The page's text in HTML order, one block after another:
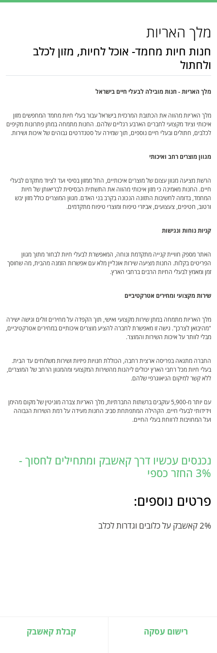
מלך האריות
חנות חיות מחמד- אוכל לחיות, מזון לכלב
ולחתול
מלך האריות - חנות מובילה לבעלי חיים בישראל
מלך האריות מהווה את הכתובת המרכזית בישראל עבור בעלי חיות מחמד המחפשים מזון
איכותי וציוד מקצועי לחברים הארבע רגליים שלהם. החנות מתמחה במתן פתרונות מקיפים
לכלבים, חתולים ובעלי חיים נוספים, תוך שמירה על סטנדרטים גבוהים של איכות ושירות.
מגוון מוצרים רחב ואיכותי
הרשת מציעה מגוון עצום של מוצרים איכותיים, החל ממזון בסיסי ועד לציוד מתקדם לבעלי
חיים. החנות מאמינה כי מזון איכותי מהווה את התשתית הבסיסית לבריאותן של חיות
המחמד, בדומה לחשיבות התזונה הנכונה בקרב בני האדם. מגוון המוצרים כולל מזון יבש
ורטוב, חטיפים, צעצועים, אביזרי טיפוח ומוצרי טיפוח מתקדמים.
קניות נוחות ונגישות
האתר מספק חוויית קנייה מתקדמת ונוחה, המאפשרת לבעלי חיות לבחור מתוך מגוון
הפריטים בקלות. החנות מציעה שירות אונליין מלא עם אפשרות הזמנה מהבית, מה שחוסך
זמן ומאמץ לבעלי החיות הרבים ברחבי הארץ.
שירות מקצועי ומחירים אטרקטיביים
מלך האריות מתמחה במתן שירות מקצועי ואישי, תוך הקפדה על מחירים זולים וגישה ישירה
"מהיבואן לצרכן". גישה זו מאפשרת לחברה להציע מוצרים איכותיים במחירים אטרקטיביים,
מבלי לוותר על איכות השירות והמוצר.
החברה מתגאה בפריסה ארצית רחבה, הכוללת חנויות פיזיות ושירות משלוחים עד הבית.
בעלי חיות מכל רחבי הארץ יכולים ליהנות מהשירות המקצועי ומהמגוון הרחב של המוצרים,
ללא קשר למיקום הגיאוגרפי שלהם.
עם יותר מ-5,900 עוקבים ברשתות החברתיות, מלך האריות צברה מוניטין של מקום מהימן
וידידותי לבעלי חיים. הקהילה המתפתחת סביב החנות מעידה על רמת השירות הגבוהה
ועל המחויבות לרווחת בעלי החיים.
נכנסים עכשיו דרך קאשבק ומתחילים לחסוך -
3% החזר כספי
פרטים נוספים:
2% קאשבק על כלובים וגדרות לכלב
רישום עסקה קבלת קאשבק